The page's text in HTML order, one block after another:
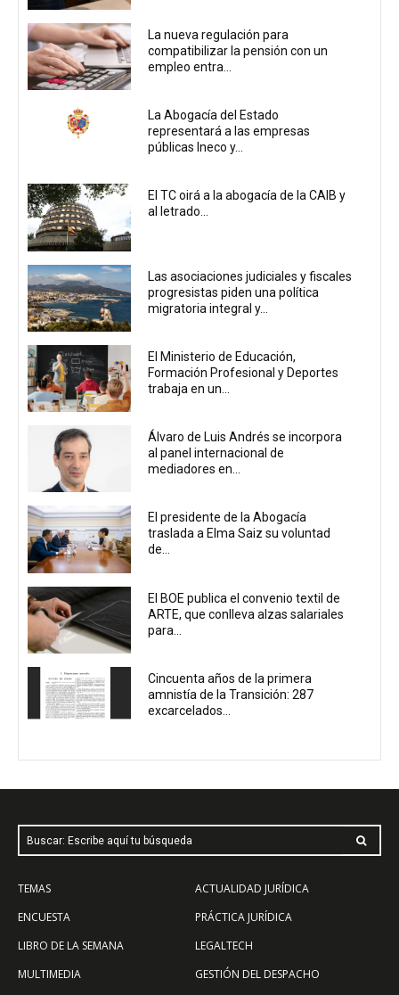
La nueva regulación para
compatibilizar la pensión con un
empleo entra...
La Abogacía del Estado
representará a las empresas
públicas Ineco y...
El TC oirá a la abogacía de la CAIB y
al letrado...
Las asociaciones judiciales y fiscales
progresistas piden una política
migratoria integral y...
El Ministerio de Educación,
Formación Profesional y Deportes
trabaja en un...
Álvaro de Luis Andrés se incorpora
al panel internacional de
mediadores en...
El presidente de la Abogacía
traslada a Elma Saiz su voluntad
de...
El BOE publica el convenio textil de
ARTE, que conlleva alzas salariales
para...
Cincuenta años de la primera
amnistía de la Transición: 287
excarcelados...
Buscar: Escribe aquí tu búsqueda
TEMAS
ENCUESTA
LIBRO DE LA SEMANA
MULTIMEDIA
ACTUALIDAD JURÍDICA
PRÁCTICA JURÍDICA
LEGALTECH
GESTIÓN DEL DESPACHO